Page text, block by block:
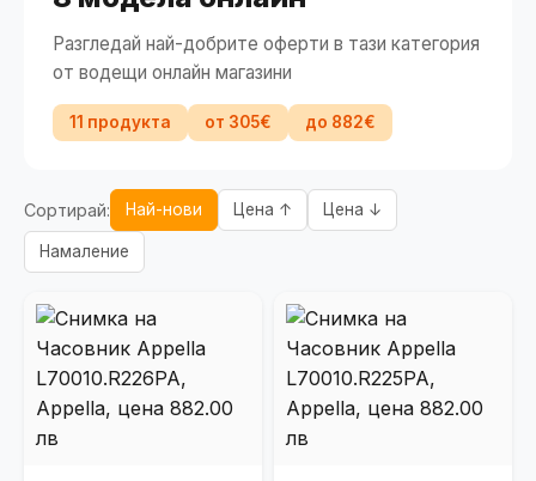
Разгледай най-добрите оферти в тази категория
от водещи онлайн магазини
11 продукта от 305€ до 882€
Сортирай: Най-нови Цена ↑ Цена ↓
Намаление